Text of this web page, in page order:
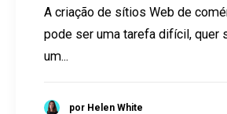
A criação de sítios Web de
pode ser uma tarefa difícil, quer
um...
por Helen White